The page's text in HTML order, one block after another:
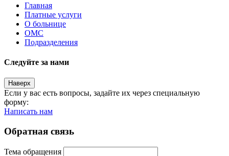
Главная
Платные услуги
О больнице
ОМС
Подразделения
Следуйте за нами
Наверх
Если у вас есть вопросы, задайте их через специальную
форму:
Написать нам
Обратная связь
Тема обращения